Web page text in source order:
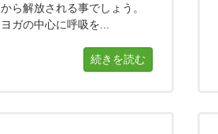
から解放される事でしょう。
ヨガの中心に呼吸を...
続きを読む